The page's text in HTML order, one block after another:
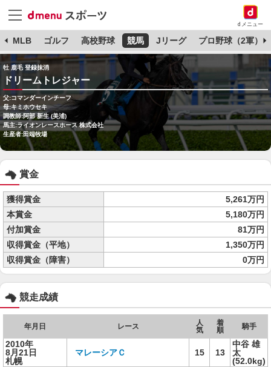
dメニュー
MLB ゴルフ 高校野球 競馬 Jリーグ プロ野球（2軍）
牡 鹿毛 登録抹消
ドリームトレジャー
父:コマンダーインチーフ
母:キミホウセキ
調教師:阿部 新生 (美浦)
馬主:ライオンレースホース 株式会社
生産者:田端牧場
賞金
獲得賞金
5,261万円
本賞金
5,180万円
付加賞金
81万円
収得賞金（平地）
1,350万円
収得賞金（障害）
0万円
競走成績
年月日 レース
人
気
着
順
騎手
2010年
8月21日
札幌
マレーシアＣ 15 13
中谷 雄
太
(52.0kg)